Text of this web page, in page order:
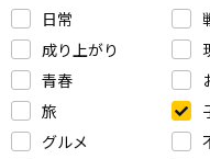
日常
成り上がり
青春
旅
グルメ